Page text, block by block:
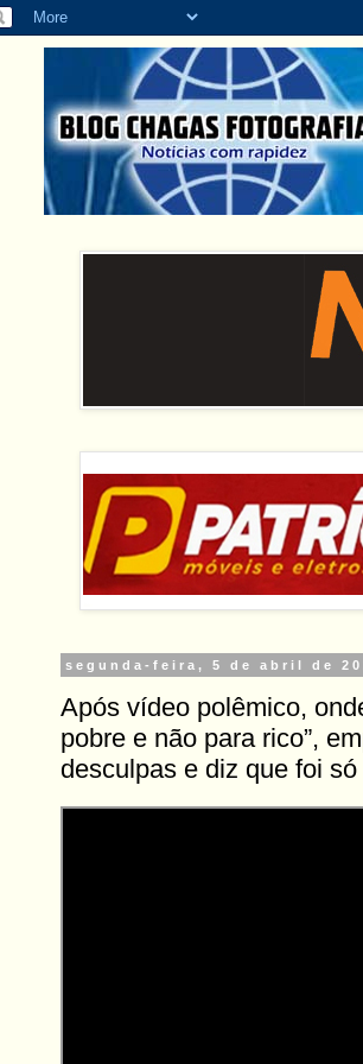
segunda-feira, 5 de abril de
Após vídeo polêmico,
pobre e não para rico”,
desculpas e diz que foi